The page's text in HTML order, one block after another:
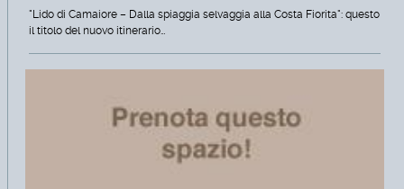
"Lido di Camaiore – Dalla spiaggia selvaggia alla Costa Fiorita": questo
il titolo del nuovo itinerario…